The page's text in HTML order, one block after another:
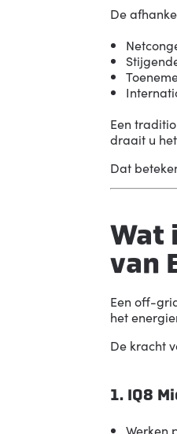
De
Een
draait u
Dat
Wat
van
Een off-
het
De kracht
1. IQ8
Werken